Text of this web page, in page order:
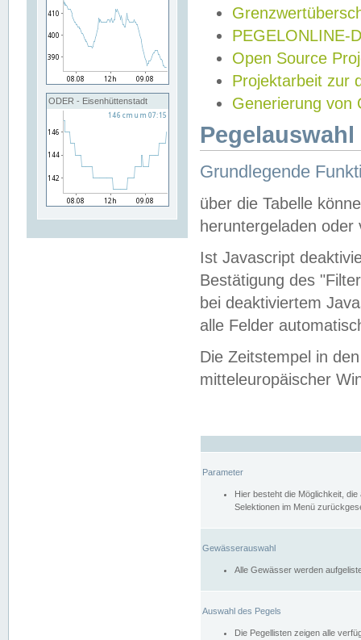
ODER - Eisenhüttenstadt
PEGELONLINE-
Open Source
Projektarbeit zur
Generierung von
Grundlegende
über die Tabelle
heruntergeladen oder
Ist Javascript
Bestätigung des
bei deaktiviertem
alle Felder
Die Zeitstempel in
mitteleuropäischer
Parameter
Hier besteht die Möglichkeit,
Selektionen im Menü
Gewässerauswahl
Alle Gewässer werden
Auswahl des Pegels
Die Pegellisten zeigen alle